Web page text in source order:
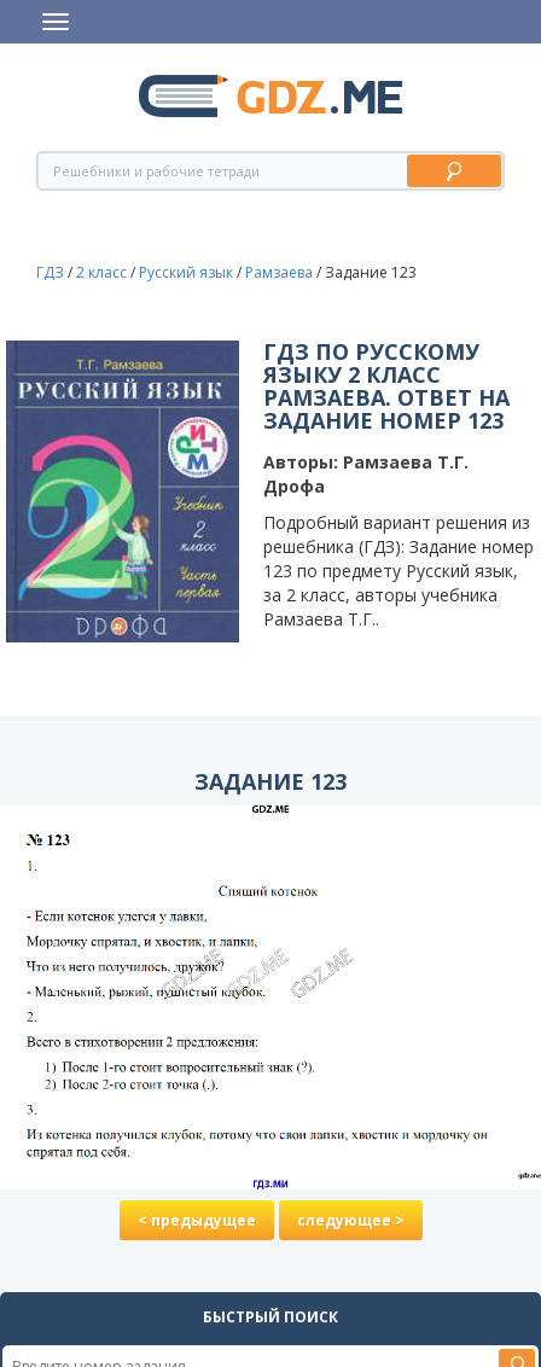
ГДЗ /2 класс/ Русский язык/ Рамзаева / Задание 123
ГДЗ ПО РУССКОМУ
ЯЗЫКУ 2 КЛАСС
РАМЗАЕВА. ОТВЕТ НА
ЗАДАНИЕ НОМЕР 123
Авторы: Рамзаева Т.Г.
Дрофа
Подробный вариант решения из
решебника (ГДЗ): Задание номер
123 по предмету Русский язык,
за 2 класс, авторы учебника
Рамзаева Т.Г..
ЗАДАНИЕ 123
< предыдущее следующее >
БЫСТРЫЙ ПОИСК